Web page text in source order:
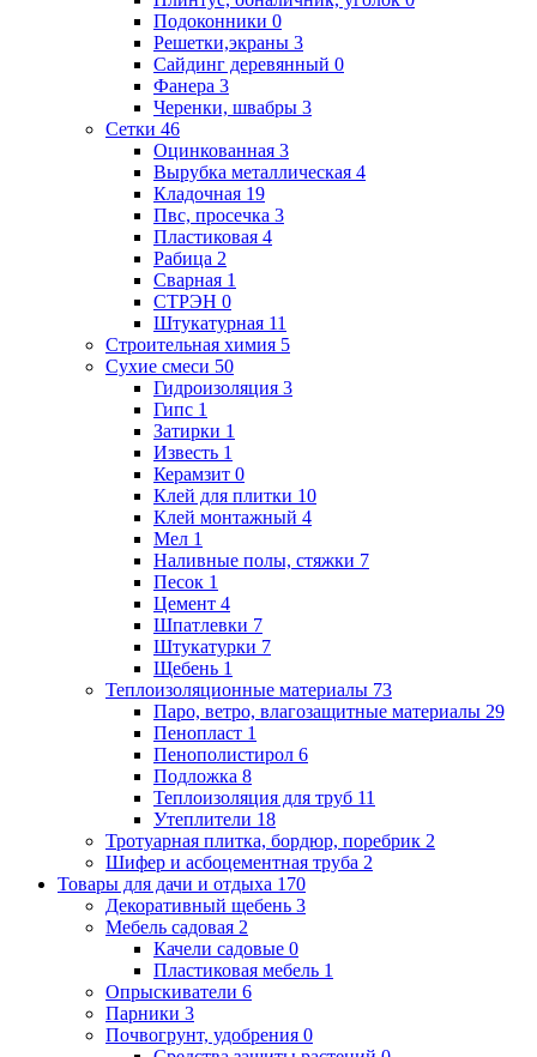
Подоконники 0
Решетки,экраны 3
Сайдинг деревянный 0
Фанера 3
Черенки, швабры 3
Сетки 46
Оцинкованная 3
Вырубка металлическая 4
Кладочная 19
Пвс, просечка 3
Пластиковая 4
Рабица 2
Сварная 1
СТРЭН 0
Штукатурная 11
Строительная химия 5
Сухие смеси 50
Гидроизоляция 3
Гипс 1
Затирки 1
Известь 1
Керамзит 0
Клей для плитки 10
Клей монтажный 4
Мел 1
Наливные полы, стяжки 7
Песок 1
Цемент 4
Шпатлевки 7
Штукатурки 7
Щебень 1
Теплоизоляционные материалы 73
Паро, ветро, влагозащитные материалы 29
Пенопласт 1
Пенополистирол 6
Подложка 8
Теплоизоляция для труб 11
Утеплители 18
Тротуарная плитка, бордюр, поребрик 2
Шифер и асбоцементная труба 2
Товары для дачи и отдыха 170
Декоративный щебень 3
Мебель садовая 2
Качели садовые 0
Пластиковая мебель 1
Опрыскиватели 6
Парники 3
Почвогрунт, удобрения 0